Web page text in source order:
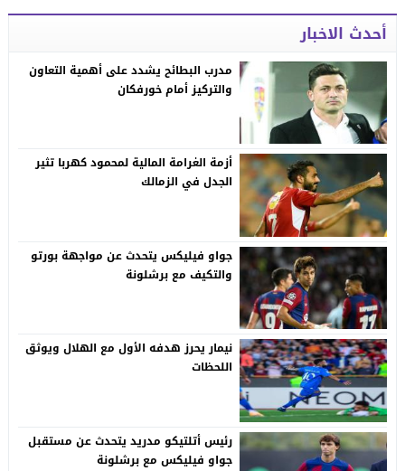
أحدث الاخبار
مدرب البطائح يشدد على أهمية التعاون
والتركيز أمام خورفكان
أزمة الغرامة المالية لمحمود كهربا تثير
الجدل في الزمالك
جواو فيليكس يتحدث عن مواجهة بورتو
والتكيف مع برشلونة
نيمار يحرز هدفه الأول مع الهلال ويوثق
اللحظات
رئيس أتلتيكو مدريد يتحدث عن مستقبل
جواو فيليكس مع برشلونة